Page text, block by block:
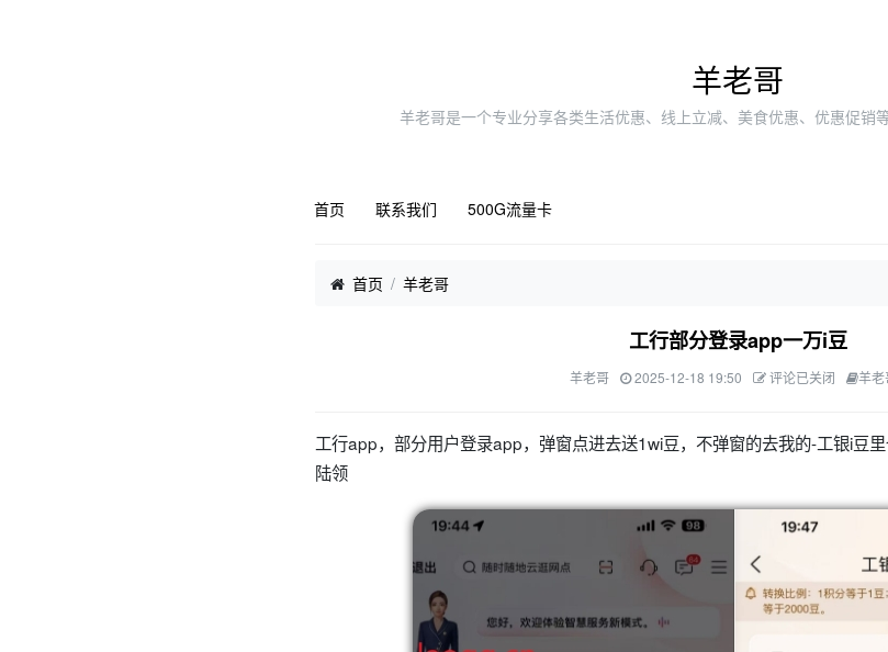
羊老哥
羊老哥是一个专业分享各类生活优惠、线上立减、美食优惠、优惠促销
首页 联系我们 500G流量卡
首页 羊老哥
工行部分登录app一万i豆
羊老哥 2025-12-18 19:50 评论已关闭 羊老
工行app，部分用户登录app，弹窗点进去送1wi豆，不弹窗的去我的-工银i豆
陆领